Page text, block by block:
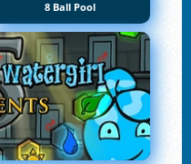
8 Ball Pool